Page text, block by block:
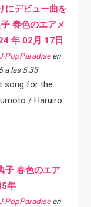
にデビュー曲を
春色のエアメ
年 02月 17日
PopParadiseen
a las 5:33
song for the
/ Haruiro
子 春色のエア
年
PopParadiseen